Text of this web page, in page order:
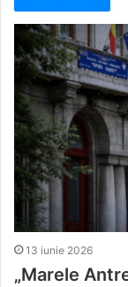
13 iunie 2026
„Marele